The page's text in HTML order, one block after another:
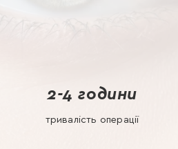
2-4 години
тривалість операції